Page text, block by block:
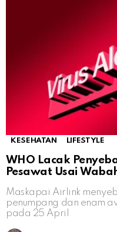
KESEHATAN LIFESTYLE
WHO Lacak
Pesawat Usai
Maskapai Airlink
penumpang dan enam
pada 25 April